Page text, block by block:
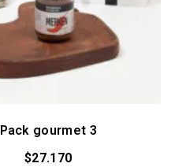
Pack gourmet 3
$27.170